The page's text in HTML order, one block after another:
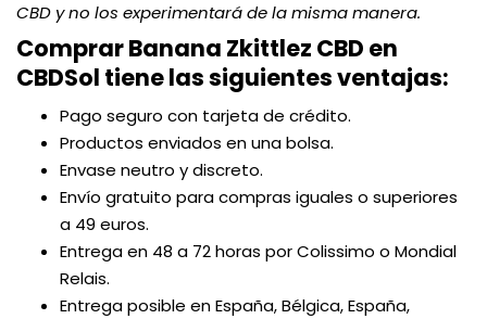
CBD y no los experimentará de la misma manera.
Comprar Banana Zkittlez CBD en
CBDSol tiene las siguientes ventajas:
Pago seguro con tarjeta de crédito.
Productos enviados en una bolsa.
Envase neutro y discreto.
Envío gratuito para compras iguales o superiores
a 49 euros.
Entrega en 48 a 72 horas por Colissimo o Mondial
Relais.
Entrega posible en España, Bélgica, España,